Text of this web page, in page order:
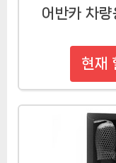
어반카 차
현재